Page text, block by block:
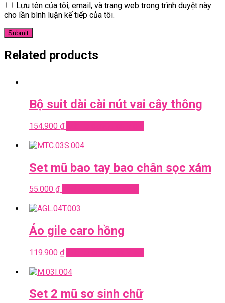
Lưu tên của tôi, email, và trang web trong trình duyệt này
cho lần bình luận kế tiếp của tôi.
Related products
Bộ suit dài cài nút vai cây thông
154.900 ₫
Set mũ bao tay bao chân sọc xám
55.000 ₫
Áo gile caro hồng
119.900 ₫
Set 2 mũ sơ sinh chữ